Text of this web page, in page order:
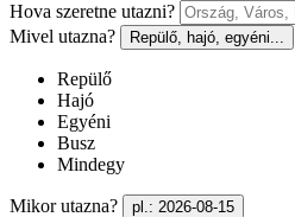
Hova szeretne utazni?
Mivel utazna?
Repülő, hajó, egyéni...
Repülő
Hajó
Egyéni
Busz
Mindegy
Mikor utazna? pl.: 2026-08-15